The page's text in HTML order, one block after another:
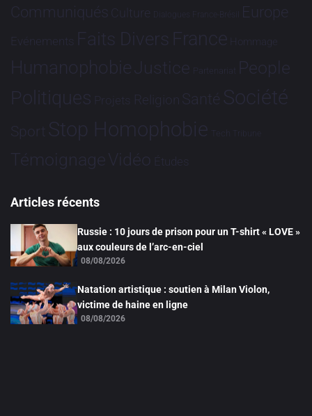
Communiqués Culture Dialogues France-Brésil Europe
Evénements Faits Divers France Hommage
HumanophobieJustice Partenariat People
Politiques Projets Religion Santé Société
Sport Stop Homophobie Tech Tribune
TémoignageVidéo Études
Articles récents
Russie : 10 jours de prison pour un T-shirt « LOVE »
aux couleurs de l’arc-en-ciel
08/08/2026
Natation artistique : soutien à Milan Violon,
victime de haine en ligne
08/08/2026